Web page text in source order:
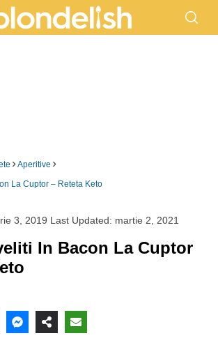
›Aperitive ›
La Cuptor – Reteta Keto
3, 2019 Last Updated: martie 2, 2021
In Bacon La Cuptor